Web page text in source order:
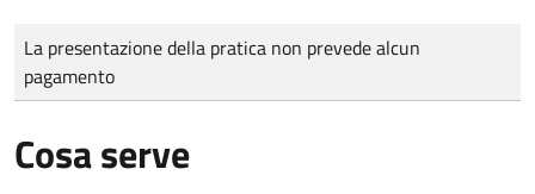
Tipo di pagamento
Importo
La presentazione della pratica non prevede alcun
pagamento
Cosa serve